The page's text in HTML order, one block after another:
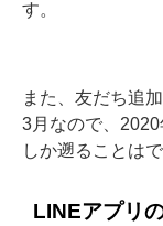
ユーザーの経路
新たに追加した
コードを経由し
す。